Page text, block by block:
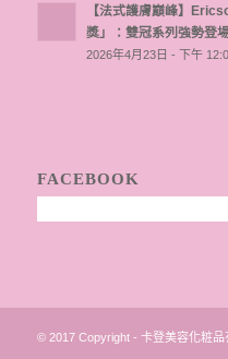
【法式護膚巔峰】
獎」：雙冠系列強勢登
2026年4月23日 - 下午
FACEBOOK
© 2017 Copyright - 卡登美容化粧品